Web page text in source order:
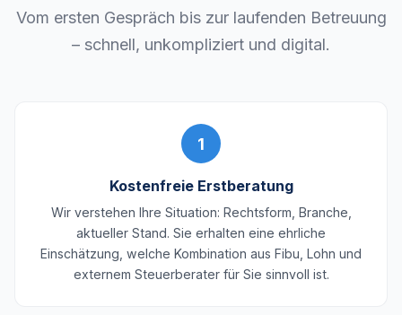
Vom ersten Gespräch bis zur laufenden Betreuung
– schnell, unkompliziert und digital.
1
Kostenfreie Erstberatung
Wir verstehen Ihre Situation: Rechtsform, Branche,
aktueller Stand. Sie erhalten eine ehrliche
Einschätzung, welche Kombination aus Fibu, Lohn und
externem Steuerberater für Sie sinnvoll ist.